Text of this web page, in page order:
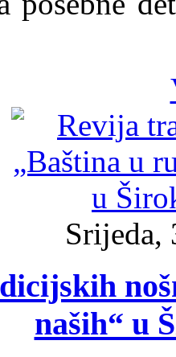
Srijeda,
naših“ u